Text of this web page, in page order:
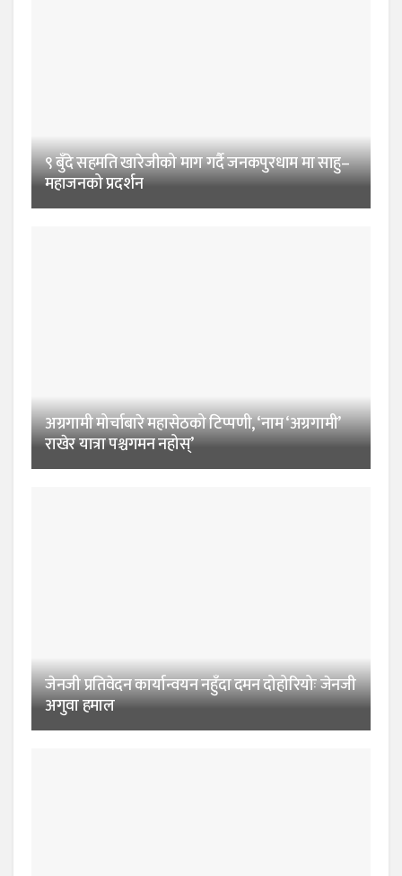
९ बुँदे सहमति खारेजीको माग गर्दै जनकपुरधाम मा साहु–
महाजनको प्रदर्शन
अग्रगामी मोर्चाबारे महासेठको टिप्पणी, ‘नाम ‘अग्रगामी’
राखेर यात्रा पश्चगमन नहोस्’
जेनजी प्रतिवेदन कार्यान्वयन नहुँदा दमन दोहोरियोः जेनजी
अगुवा हमाल